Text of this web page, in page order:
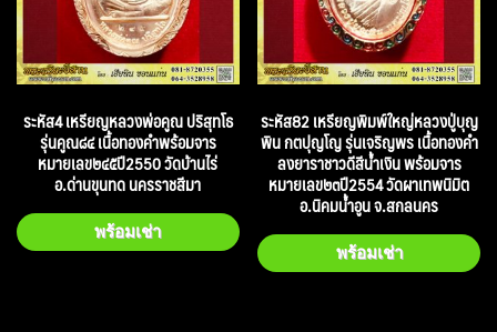
ระหัส4 เหรียญหลวงพ่อคูณ ปริสุทโธ
รุ่นคูณ๘๔ เนื้อทองคำพร้อมจาร
หมายเลข๒๔๕ปี2550 วัดบ้านไร่
อ.ด่านขุนทด นครราชสีมา
พร้อมเช่า
ระหัส82 เหรียญพิมพ์ใหญ่หลวงปู่บุญ
พิน กตปุญโญ รุ่นเจริญพร เนื้อทองคำ
ลงยาราชาวดีสีน้ำเงิน พร้อมจาร
หมายเลข๒๓ปี2554 วัดผาเทพนิมิต
อ.นิคมน้ำอูน จ.สกลนคร
พร้อมเช่า